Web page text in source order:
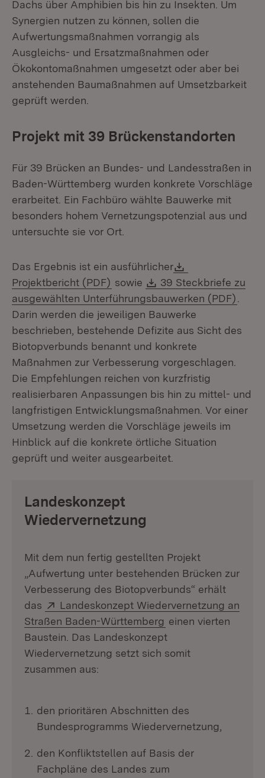
Dachs über Amphibien bis hin zu Insekten. Um
Synergien nutzen zu können, sollen die
Aufwertungsmaßnahmen vorrangig als
Ausgleichs- und Ersatzmaßnahmen oder
Ökokontomaßnahmen umgesetzt oder aber bei
anstehenden Baumaßnahmen auf Umsetzbarkeit
geprüft werden.
Projekt mit 39 Brückenstandorten
Für 39 Brücken an Bundes- und Landesstraßen in
Baden-Württemberg wurden konkrete Vorschläge
erarbeitet. Ein Fachbüro wählte Bauwerke mit
besonders hohem Vernetzungspotenzial aus und
untersuchte sie vor Ort.
Das Ergebnis ist ein ausführlicher
Projektbericht (PDF) (Öffnet in neuem Fenster)
sowie Download:
39 Steckbriefe zu
ausgewählten Unterführungsbauwerken (PDF)
Darin werden die jeweiligen Bauwerke
beschrieben, bestehende Defizite aus Sicht des
Biotopverbunds benannt und konkrete
Maßnahmen zur Verbesserung vorgeschlagen.
Die Empfehlungen reichen von kurzfristig
realisierbaren Anpassungen bis hin zu mittel- und
langfristigen Entwicklungsmaßnahmen. Vor einer
Umsetzung werden die Vorschläge jeweils im
Hinblick auf die konkrete örtliche Situation
geprüft und weiter ausgearbeitet.
Landeskonzept
Wiedervernetzung
Mit dem nun fertig gestellten Projekt
„Aufwertung unter bestehenden Brücken zur
Verbesserung des Biotopverbunds“ erhält
das
Extern:
Landeskonzept Wiedervernetzung an
Straßen Baden-Württemberg (Öffnet in neuem
einen vierten
Baustein. Das Landeskonzept
Wiedervernetzung setzt sich somit
zusammen aus:
den prioritären Abschnitten des
Bundesprogramms Wiedervernetzung,
den Konfliktstellen auf Basis der
Fachpläne des Landes zum